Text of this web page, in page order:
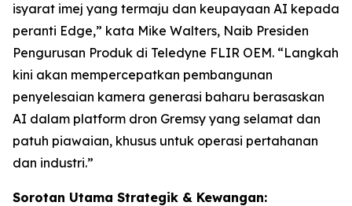
isyarat imej yang termaju dan keupayaan AI kepada
peranti Edge,” kata Mike Walters, Naib Presiden
Pengurusan Produk di Teledyne FLIR OEM. “Langkah
kini akan mempercepatkan pembangunan
penyelesaian kamera generasi baharu berasaskan
AI dalam platform dron Gremsy yang selamat dan
patuh piawaian, khusus untuk operasi pertahanan
dan industri.”
Sorotan Utama Strategik & Kewangan: